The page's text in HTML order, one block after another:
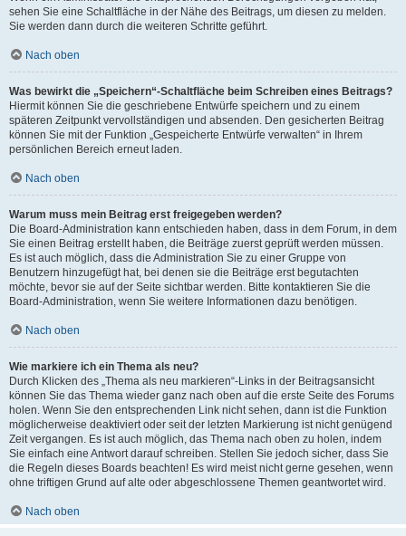
sehen Sie eine Schaltfläche in der Nähe des Beitrags, um diesen zu melden.
Sie werden dann durch die weiteren Schritte geführt.
Nach oben
Was bewirkt die „Speichern“-Schaltfläche beim Schreiben eines Beitrags?
Hiermit können Sie die geschriebene Entwürfe speichern und zu einem
späteren Zeitpunkt vervollständigen und absenden. Den gesicherten Beitrag
können Sie mit der Funktion „Gespeicherte Entwürfe verwalten“ in Ihrem
persönlichen Bereich erneut laden.
Nach oben
Warum muss mein Beitrag erst freigegeben werden?
Die Board-Administration kann entschieden haben, dass in dem Forum, in dem
Sie einen Beitrag erstellt haben, die Beiträge zuerst geprüft werden müssen.
Es ist auch möglich, dass die Administration Sie zu einer Gruppe von
Benutzern hinzugefügt hat, bei denen sie die Beiträge erst begutachten
möchte, bevor sie auf der Seite sichtbar werden. Bitte kontaktieren Sie die
Board-Administration, wenn Sie weitere Informationen dazu benötigen.
Nach oben
Wie markiere ich ein Thema als neu?
Durch Klicken des „Thema als neu markieren“-Links in der Beitragsansicht
können Sie das Thema wieder ganz nach oben auf die erste Seite des Forums
holen. Wenn Sie den entsprechenden Link nicht sehen, dann ist die Funktion
möglicherweise deaktiviert oder seit der letzten Markierung ist nicht genügend
Zeit vergangen. Es ist auch möglich, das Thema nach oben zu holen, indem
Sie einfach eine Antwort darauf schreiben. Stellen Sie jedoch sicher, dass Sie
die Regeln dieses Boards beachten! Es wird meist nicht gerne gesehen, wenn
ohne triftigen Grund auf alte oder abgeschlossene Themen geantwortet wird.
Nach oben